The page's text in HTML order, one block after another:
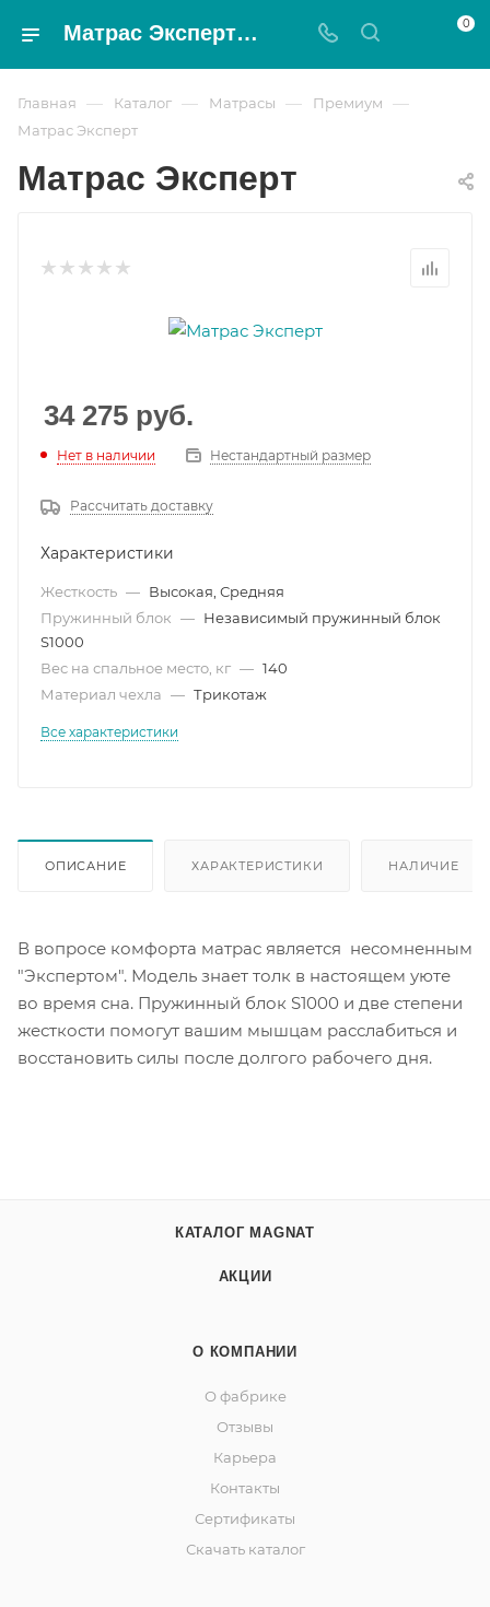
Матрас Эксперт - Magnat 0
Главная — Каталог — Матрасы — Премиум —
Матрас Эксперт
Матрас Эксперт
34 275 руб.
Нет в наличии Нестандартный размер
Рассчитать доставку
Характеристики
Жесткость — Высокая, Средняя
Пружинный блок — Независимый пружинный блок
S1000
Вес на спальное место, кг — 140
Материал чехла — Трикотаж
Все характеристики
ОПИСАНИЕ ХАРАКТЕРИСТИКИ НАЛИЧИЕ
В вопросе комфорта матрас является несомненным
"Экспертом". Модель знает толк в настоящем уюте
во время сна. Пружинный блок S1000 и две степени
жесткости помогут вашим мышцам расслабиться и
восстановить силы после долгого рабочего дня.
КАТАЛОГ MAGNAT
АКЦИИ
О КОМПАНИИ
О фабрике
Отзывы
Карьера
Контакты
Сертификаты
Скачать каталог